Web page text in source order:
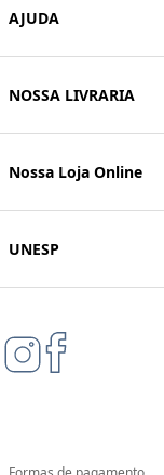
AJUDA
NOSSA LIVRARIA
Nossa Loja Online
UNESP